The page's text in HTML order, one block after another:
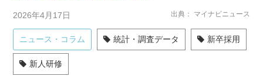
2026年4月17日 出典 マイナビニュース
ニュース・コラム 統計・調査データ 新卒採用
新人研修